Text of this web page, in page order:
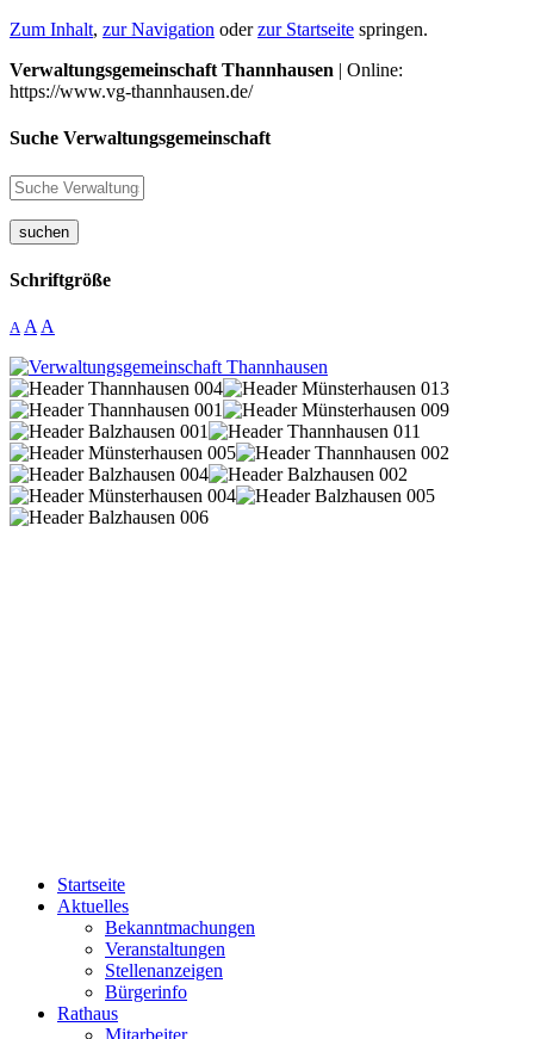
Zum Inhalt, zur Navigation oderzur Startseite springen.
Verwaltungsgemeinschaft Thannhausen | Online:
https://www.vg-thannhausen.de/
Suche Verwaltungsgemeinschaft
suchen
Schriftgröße
A A A
Startseite
Aktuelles
Bekanntmachungen
Veranstaltungen
Stellenanzeigen
Bürgerinfo
Rathaus
Mitarbeiter